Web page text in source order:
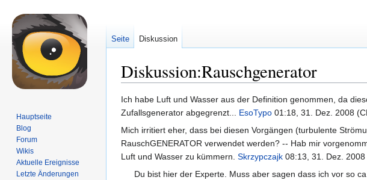
Diskussion:Rauschgenerator
Zur
Navigation
springen
Zur
Suche
springen
Ich habe Luft und Wasser aus der Definition genommen, da
Zufallsgenerator abgegrenzt... EsoTypo 01:18, 31. Dez. 2008
Mich irritiert eher, dass bei diesen Vorgängen (turbulente
RauschGENERATOR verwendet werden? -- Hab mir
Luft und Wasser zu kümmern. Skrzypczajk 08:13, 31. Dez. 2008
Du bist hier der Experte. Muss aber sagen dass ich vor so
Seite Diskussion
Hauptseite
Blog
Forum
Wikis
Aktuelle Ereignisse
Letzte Änderungen